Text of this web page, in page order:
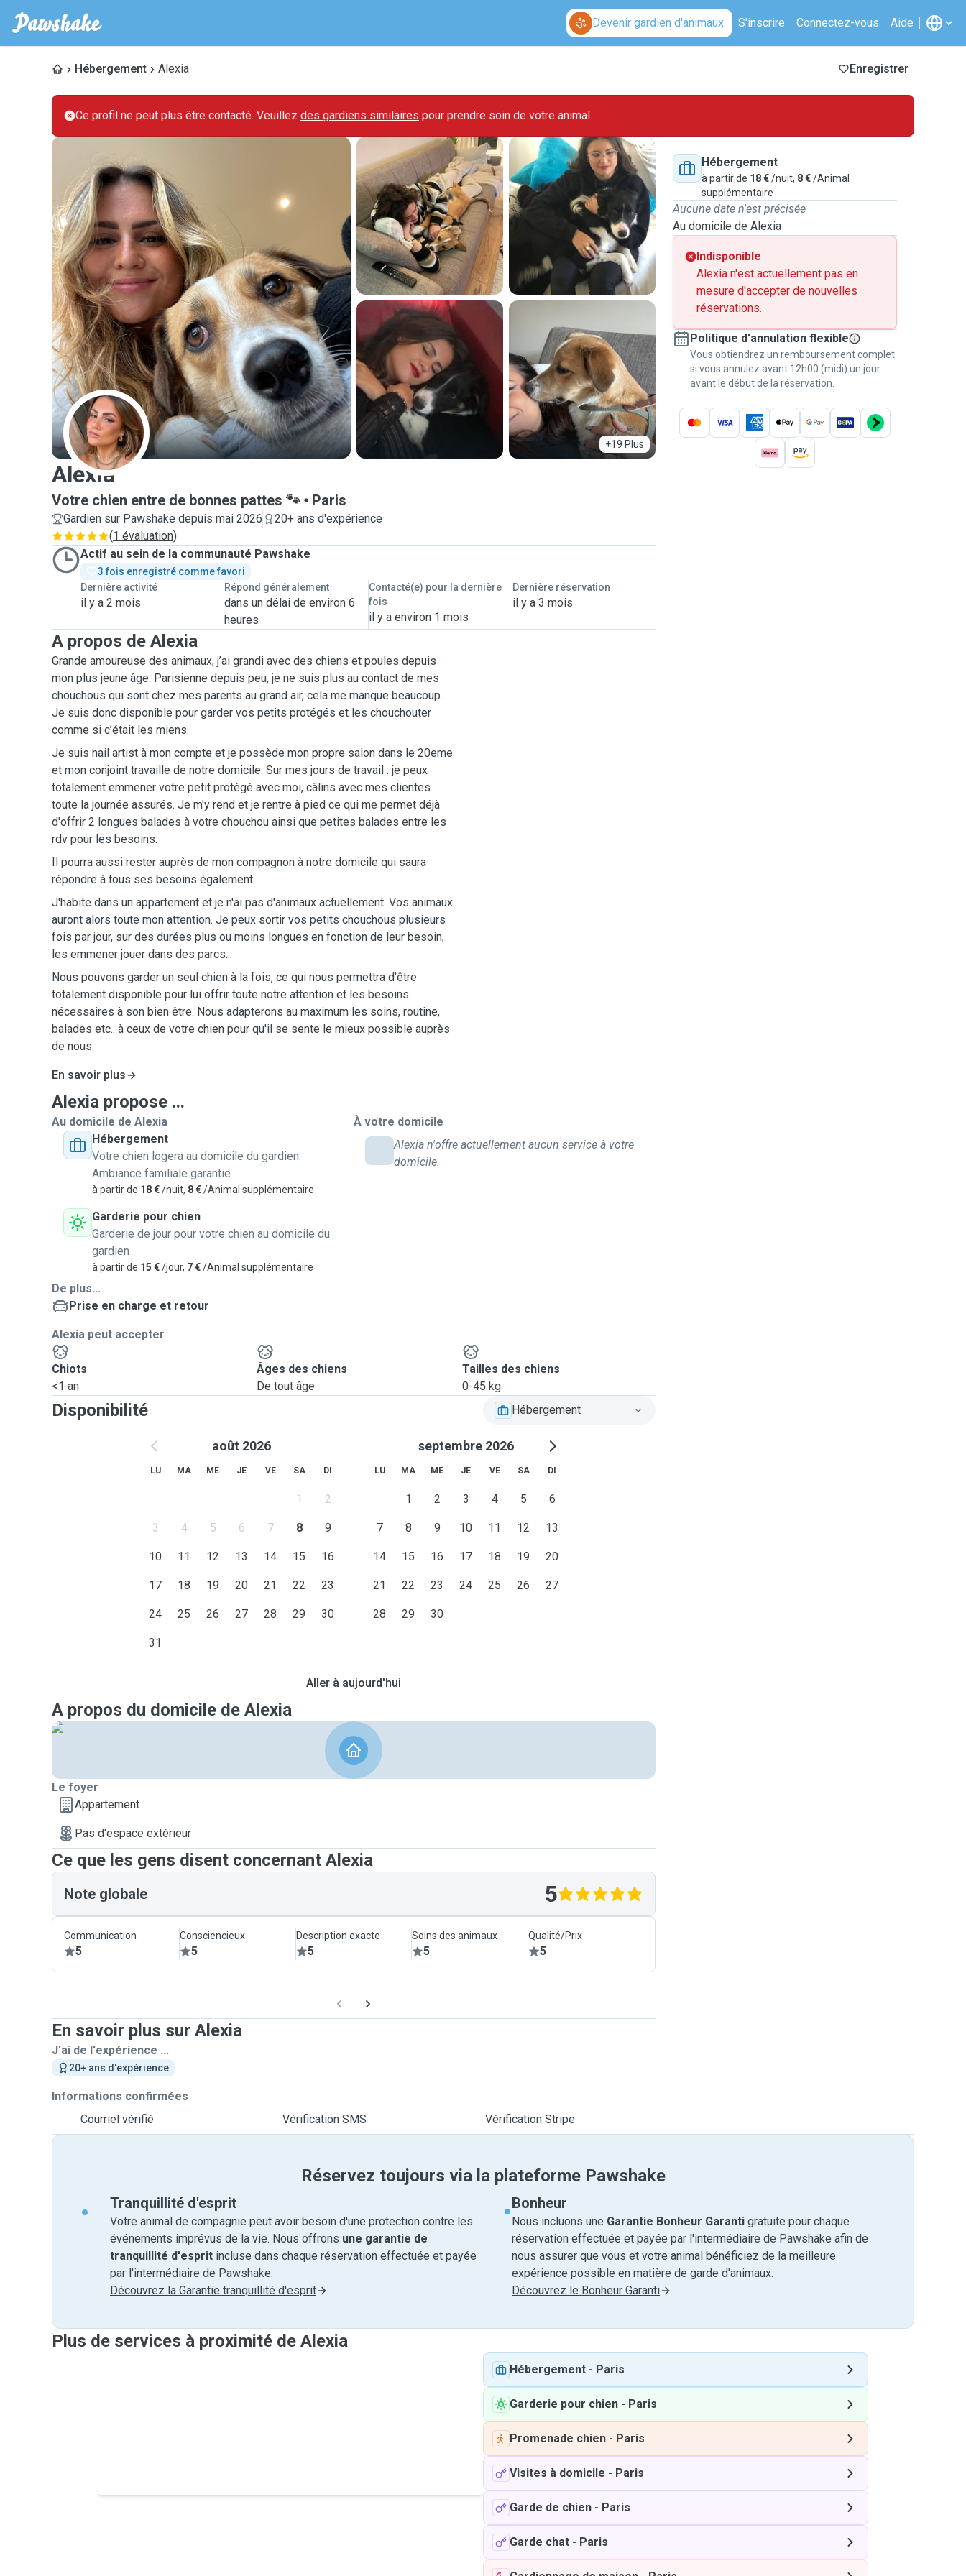
Devenir gardien d'animaux S'inscrire Connectez-vous Aide
Hébergement Alexia Enregistrer
Ce profil ne peut plus être contacté. Veuillez des gardiens similaires pour prendre soin de votre animal.
+19 Plus
A
Alexia
Votre chien entre de bonnes pattes 🐾 Paris
Gardien sur Pawshake depuis mai 2026
20+ ans d'expérience
(1 évaluation)
Actif au sein de la communauté Pawshake
3 fois enregistré comme favori
Dernière activité
il y a 2 mois
Répond généralement
dans un délai de environ 6
heures
Contacté(e) pour la dernière
fois
il y a environ 1 mois
Dernière réservation
il y a 3 mois
A propos de Alexia
Grande amoureuse des animaux, j’ai grandi avec des chiens et poules depuis
mon plus jeune âge. Parisienne depuis peu, je ne suis plus au contact de mes
chouchous qui sont chez mes parents au grand air, cela me manque beaucoup.
Je suis donc disponible pour garder vos petits protégés et les chouchouter
comme si c’était les miens.
Je suis nail artist à mon compte et je possède mon propre salon dans le 20eme
et mon conjoint travaille de notre domicile. Sur mes jours de travail : je peux
totalement emmener votre petit protégé avec moi, câlins avec mes clientes
toute la journée assurés. Je m'y rend et je rentre à pied ce qui me permet déjà
d'offrir 2 longues balades à votre chouchou ainsi que petites balades entre les
rdv pour les besoins.
Il pourra aussi rester auprès de mon compagnon à notre domicile qui saura
répondre à tous ses besoins également.
J'habite dans un appartement et je n'ai pas d'animaux actuellement. Vos animaux
auront alors toute mon attention. Je peux sortir vos petits chouchous plusieurs
fois par jour, sur des durées plus ou moins longues en fonction de leur besoin,
les emmener jouer dans des parcs...
Nous pouvons garder un seul chien à la fois, ce qui nous permettra d'être
totalement disponible pour lui offrir toute notre attention et les besoins
nécessaires à son bien être. Nous adapterons au maximum les soins, routine,
balades etc.. à ceux de votre chien pour qu'il se sente le mieux possible auprès
de nous.
En savoir plus
Alexia propose ...
Au domicile de Alexia
Hébergement
Votre chien logera au domicile du gardien.
Ambiance familiale garantie
à partir de 18 €/nuit, 8 €/Animal supplémentaire
Garderie pour chien
Garderie de jour pour votre chien au domicile du
gardien
à partir de 15 €/jour, 7 €/Animal supplémentaire
À votre domicile
Alexia n'offre actuellement aucun service à votre
domicile.
De plus...
Prise en charge et retour
Alexia peut accepter
Chiots
<1 an
Âges des chiens
De tout âge
Tailles des chiens
0-45 kg
Disponibilité Hébergement
août 2026
LU MA ME JE VE SA DI
1 2
3 4 5 6 7 8 9
10 11 12 13 14 15 16
17 18 19 20 21 22 23
24 25 26 27 28 29 30
31
septembre 2026
LU MA ME JE VE SA DI
1 2 3 4 5 6
7 8 9 10 11 12 13
14 15 16 17 18 19 20
21 22 23 24 25 26 27
28 29 30
Aller à aujourd'hui
A propos du domicile de Alexia
Le foyer
Appartement
Pas d'espace extérieur
Ce que les gens disent concernant Alexia
Note globale 5
Communication
5
Consciencieux
5
Description exacte
5
Soins des animaux
5
Qualité/Prix
5
En savoir plus sur Alexia
J'ai de l'expérience ...
20+ ans d'expérience
Informations confirmées
Courriel vérifié
Vérification SMS Vérification Stripe
Hébergement
à partir de 18 €/nuit, 8 €/Animal
supplémentaire
Aucune date n'est précisée
Au domicile de Alexia
Indisponible
Alexia n'est actuellement pas en
mesure d'accepter de nouvelles
réservations.
Politique d'annulation flexible
Vous obtiendrez un remboursement complet
si vous annulez avant 12h00 (midi) un jour
avant le début de la réservation.
Réservez toujours via la plateforme Pawshake
Tranquillité d'esprit
Votre animal de compagnie peut avoir besoin d'une protection contre les
événements imprévus de la vie. Nous offrons une garantie de
tranquillité d'esprit incluse dans chaque réservation effectuée et payée
par l'intermédiaire de Pawshake.
Découvrez la Garantie tranquillité d'esprit
Bonheur
Nous incluons une Garantie Bonheur Garanti gratuite pour chaque
réservation effectuée et payée par l'intermédiaire de Pawshake afin de
nous assurer que vous et votre animal bénéficiez de la meilleure
expérience possible en matière de garde d'animaux.
Découvrez le Bonheur Garanti
Plus de services à proximité de Alexia
Hébergement - Paris
Garderie pour chien - Paris
Promenade chien - Paris
Visites à domicile - Paris
Garde de chien - Paris
Garde chat - Paris